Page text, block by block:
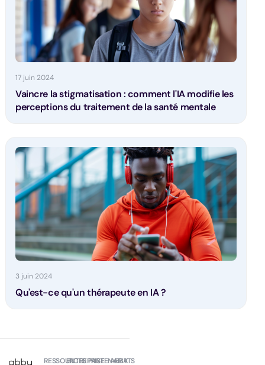
17 juin 2024
Vaincre la stigmatisation : comment l'IA modifie les
perceptions du traitement de la santé mentale
3 juin 2024
Qu'est-ce qu'un thérapeute en IA ?
RESSOURCES
ENTREPRISEPARTENARIATS
ABBY